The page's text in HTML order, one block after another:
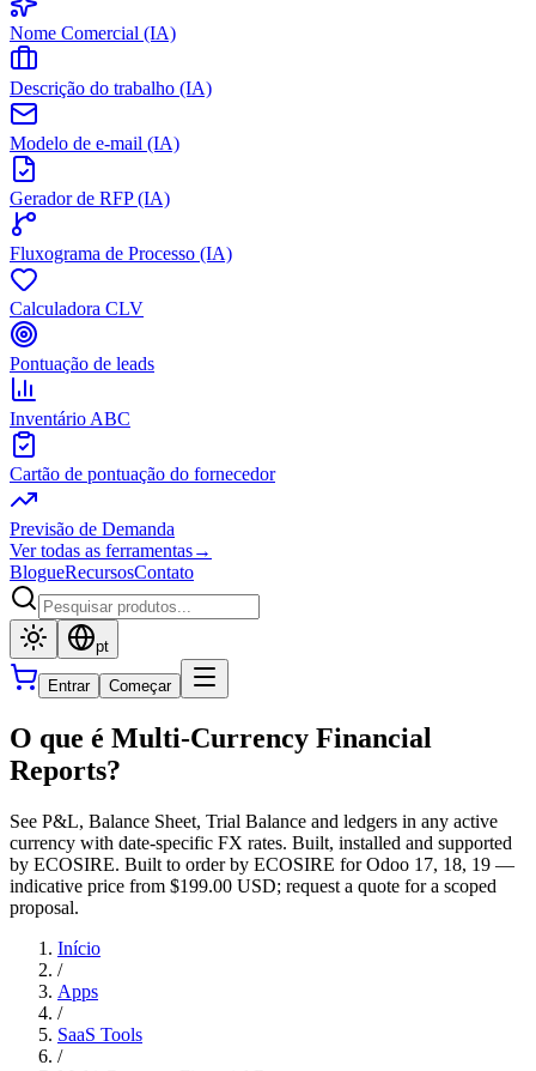
Nome Comercial (IA)
Descrição do trabalho (IA)
Modelo de e-mail (IA)
Gerador de RFP (IA)
Fluxograma de Processo (IA)
Calculadora CLV
Pontuação de leads
Inventário ABC
Cartão de pontuação do fornecedor
Previsão de Demanda
Ver todas as ferramentas→
BlogueRecursosContato
pt
Entrar Começar
O que é Multi-Currency Financial
Reports?
See P&L, Balance Sheet, Trial Balance and ledgers in any active
currency with date-specific FX rates. Built, installed and supported
by ECOSIRE. Built to order by ECOSIRE for Odoo 17, 18, 19 —
indicative price from $199.00 USD; request a quote for a scoped
proposal.
Início
/
Apps
/
SaaS Tools
/